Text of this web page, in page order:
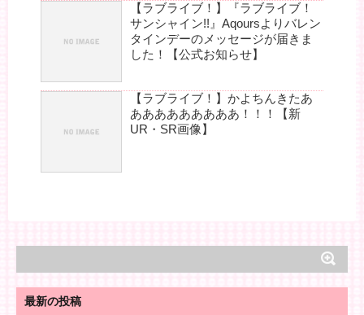
【ラブライブ！】『ラブライブ！
サンシャイン!!』Aqoursよりバレン
タインデーのメッセージが届きま
した！【公式お知らせ】
【ラブライブ！】かよちんきたあ
あああああああああ！！！【新
UR・SR画像】
最新の投稿